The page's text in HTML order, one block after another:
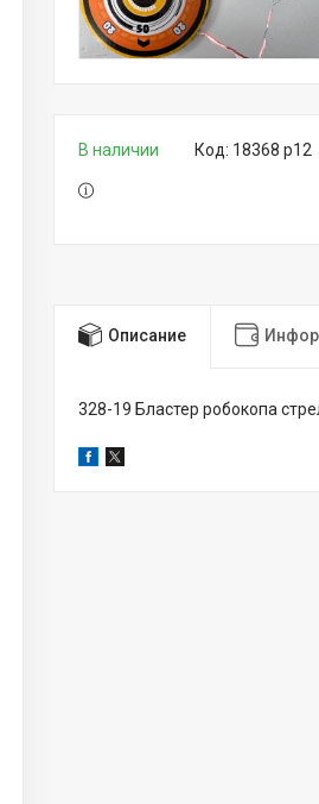
В наличии Код: 18368 р12
Описание
328-19 Бластер робокопа